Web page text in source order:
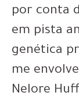
por conta
em pista
genética
me
Nelore